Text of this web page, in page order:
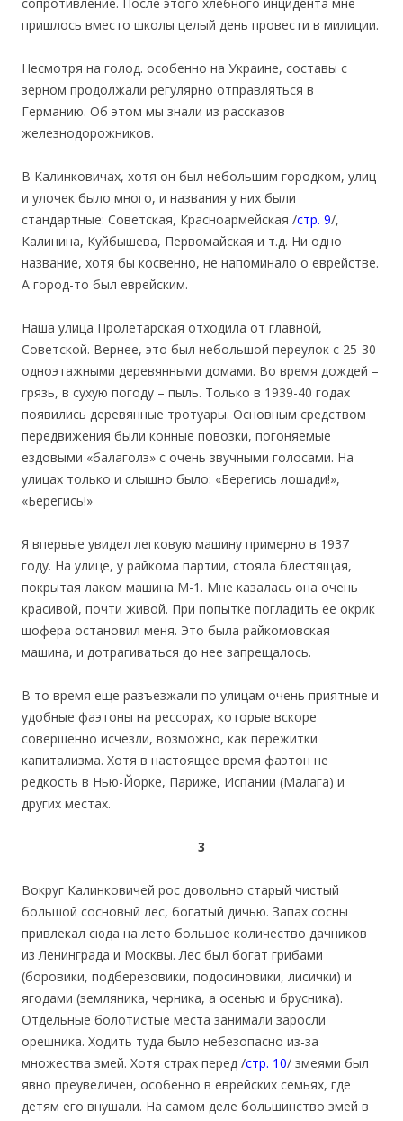
пришлось вместо школы целый день провести в милиции.
Несмотря на голод. особенно на Украине, составы с
зерном продолжали регулярно отправляться в
Германию. Об этом мы знали из рассказов
железнодорожников.
В Калинковичах, хотя он был небольшим городком, улиц
и улочек было много, и названия у них были
стандартные: Советская, Красноармейская /стр. 9/,
Калинина, Куйбышева, Первомайская и т.д. Ни одно
название, хотя бы косвенно, не напоминало о еврействе.
А город-то был еврейским.
Наша улица Пролетарская отходила от главной,
Советской. Вернее, это был небольшой переулок с 25-30
одноэтажными деревянными домами. Во время дождей –
грязь, в сухую погоду – пыль. Только в 1939-40 годах
появились деревянные тротуары. Основным средством
передвижения были конные повозки, погоняемые
ездовыми «балаголэ» с очень звучными голосами. На
улицах только и слышно было: «Берегись лошади!»,
«Берегись!»
Я впервые увидел легковую машину примерно в 1937
году. На улице, у райкома партии, стояла блестящая,
покрытая лаком машина М-1. Мне казалась она очень
красивой, почти живой. При попытке погладить ее окрик
шофера остановил меня. Это была райкомовская
машина, и дотрагиваться до нее запрещалось.
В то время еще разъезжали по улицам очень приятные и
удобные фаэтоны на рессорах, которые вскоре
совершенно исчезли, возможно, как пережитки
капитализма. Хотя в настоящее время фаэтон не
редкость в Нью-Йорке, Париже, Испании (Малага) и
других местах.
3
Вокруг Калинковичей рос довольно старый чистый
большой сосновый лес, богатый дичью. Запах сосны
привлекал сюда на лето большое количество дачников
из Ленинграда и Москвы. Лес был богат грибами
(боровики, подберезовики, подосиновики, лисички) и
ягодами (земляника, черника, а осенью и брусника).
Отдельные болотистые места занимали заросли
орешника. Ходить туда было небезопасно из-за
множества змей. Хотя страх перед /стр. 10/ змеями был
явно преувеличен, особенно в еврейских семьях, где
детям его внушали. На самом деле большинство змей в